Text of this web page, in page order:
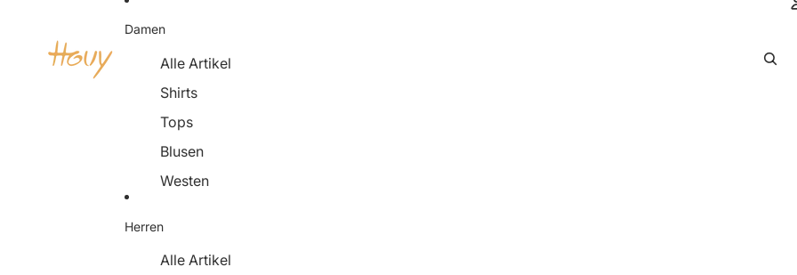
Damen
Alle Artikel
Shirts
Tops
Blusen
Westen
Röcke
Herren
Alle Artikel